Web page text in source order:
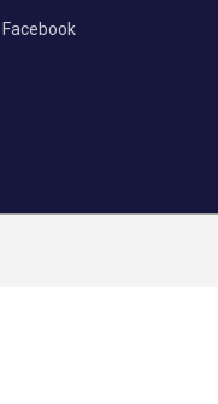
Facebook